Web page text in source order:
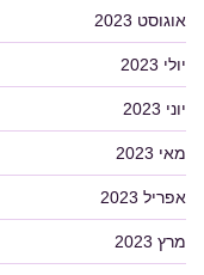
אוגוסט 2023
יולי 2023
יוני 2023
מאי 2023
אפריל 2023
מרץ 2023